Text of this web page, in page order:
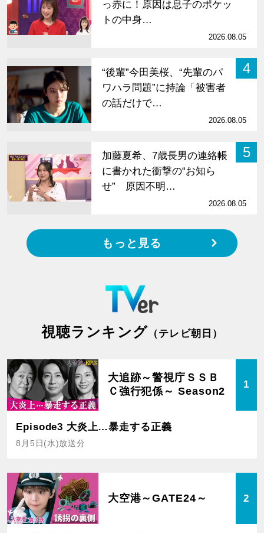
っ赤に！原因は息子のポケッ
トの中身…
2026.08.05
4
“後輩”今田美桜、“先輩のパ
ワハラ問題”に持論「被害者
の話だけで…
2026.08.05
5
加藤夏希、7歳長男の連絡帳
に書かれた衝撃の“お知ら
せ” 原因不明…
2026.08.05
もっと見る
視聴ランキング （テレビ朝日）
大追跡～警視庁ＳＳＢ
Ｃ強行犯係～ Season2
1
Episode3 大炎上…暴走する正義
8月5日(水)放送分
大空港～GATE24～ 2